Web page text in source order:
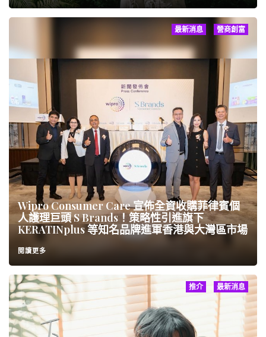
最新消息 營商創富
Wipro Consumer Care 宣佈全資收購菲律賓個
人護理巨頭 S Brands！策略性引進旗下
KERATINplus 等知名品牌進軍香港與大灣區市場
閱讀更多
推介 最新消息